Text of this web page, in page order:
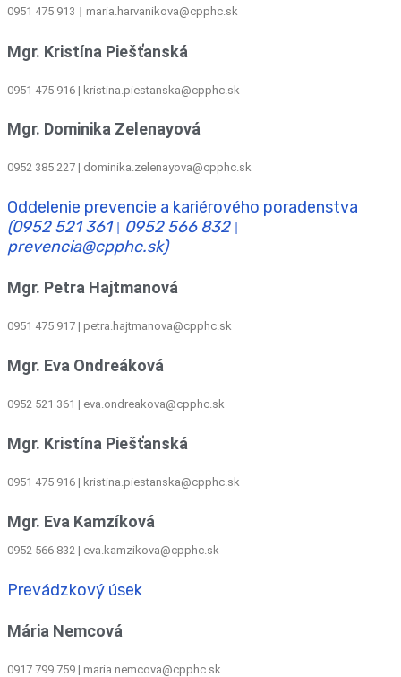
0951 475 913 maria.harvanikova@cpphc.sk
Mgr. Kristína Piešťanská
0951 475 916 | kristina.piestanska@cpphc.sk
Mgr. Dominika Zelenayová
0952 385 227 | dominika.zelenayova@cpphc.sk
Oddelenie prevencie a kariérového poradenstva
(0952 521 361
0952 566 832
prevencia@cpphc.sk)
Mgr. Petra Hajtmanová
0951 475 917 | petra.hajtmanova@cpphc.sk
Mgr. Eva Ondreáková
0952 521 361 | eva.ondreakova@cpphc.sk
Mgr. Kristína Piešťanská
0951 475 916 | kristina.piestanska@cpphc.sk
Mgr. Eva Kamzíková
0952 566 832 | eva.kamzikova@cpphc.sk
Prevádzkový úsek
Mária Nemcová
0917 799 759 | maria.nemcova@cpphc.sk